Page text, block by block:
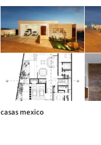
casas mexico